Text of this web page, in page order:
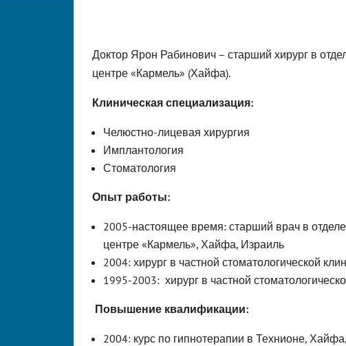
Доктор Ярон Рабинович – старший хирург в
центре «Кармель» (Хайфа).
Клиническая специализация:
Челюстно-лицевая хирургия
Имплантология
Стоматология
Опыт работы:
2005-настоящее время: старший врач в
центре «Кармель», Хайфа, Израиль
2004: хирург в частной стоматологической
1995-2003: хирург в частной
Повышение квалификации:
2004: курс по гипнотерапии в Технионе,